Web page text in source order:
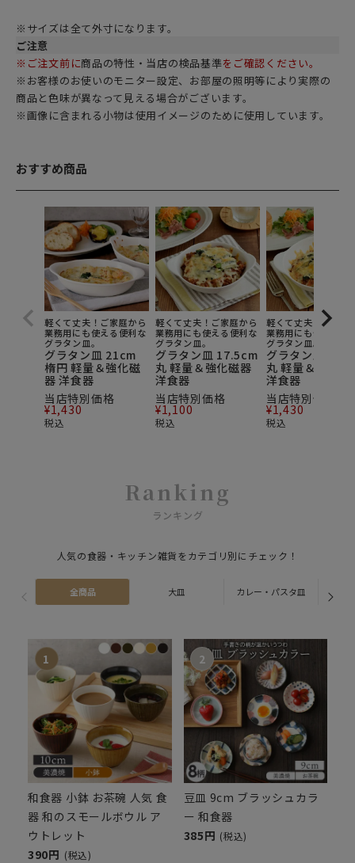
※サイズは全て外寸になります。
ご注意
※ご注文前に商品の特性・当店の検品基準をご確認ください。
※お客様のお使いのモニター設定、お部屋の照明等により実際の
商品と色味が異なって見える場合がございます。
※画像に含まれる小物は使用イメージのために使用しています。
おすすめ商品
軽くて丈夫！ご家庭から
業務用にも使える便利な
グラタン皿。
グラタン皿 21cm
楕円 軽量＆強化磁
器 洋食器
当店特別価格
¥1,430
税込
軽くて丈夫！ご家庭から
業務用にも使える便利な
グラタン皿。
グラタン皿 17.5cm
丸 軽量＆強化磁器
洋食器
当店特別価格
¥1,100
税込
軽くて丈夫！ご家庭
業務用にも使える便
グラタン皿。
グラタン皿
丸 軽量＆強化磁
洋食器
当店特別価格
¥1,430
税込
Ranking
ランキング
人気の食器・キッチン雑貨をカテゴリ別にチェック！
全商品 大皿 カレー・パスタ皿
和食器 小鉢 お茶碗 人気 食
器 和のスモールボウル ア
ウトレット
390円 (税込)
豆皿 9cm ブラッシュカラ
ー 和食器
385円 (税込)